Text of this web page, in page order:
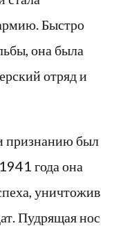
Быстро
она была
отряд и
признанию был
года она
уничтожив
Пудрящая нос